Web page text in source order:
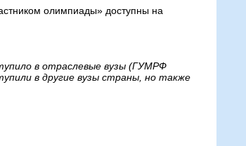
олимпиады» доступны на
в отраслевые вузы (ГУМРФ
в другие вузы страны, но также